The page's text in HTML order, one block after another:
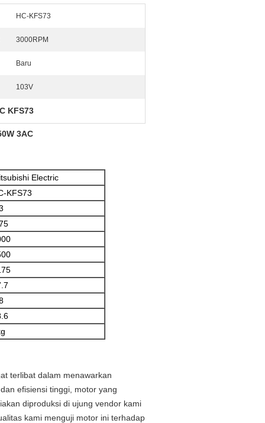
HC-KFS73
3000RPM
Baru
103V
KFS73
3AC
Electric
KFS73
terlibat dalam menawarkan
efisiensi tinggi, motor yang
diproduksi di ujung vendor kami
kami menguji motor ini terhadap